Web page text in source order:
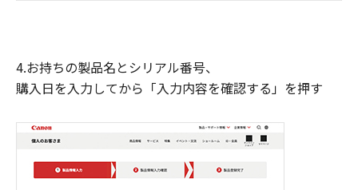
4.お持ちの製品名とシリアル番号、
購入日を入力してから「入力内容を確認する」を押す